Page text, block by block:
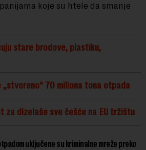
koje su htele da smanje
stare brodove, plastiku,
„stvoreno“ 70 miliona tona otpada
za dizelaše sve češće na EU tržištu
uključene su kriminalne mreže preko